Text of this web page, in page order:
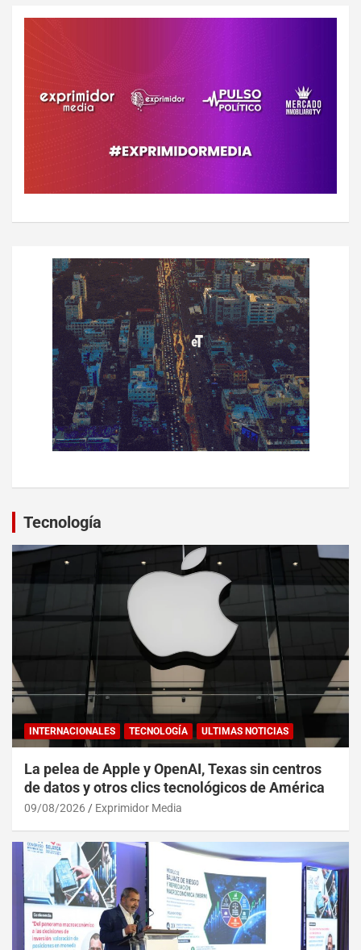
Tecnología
INTERNACIONALES TECNOLOGÍA ULTIMAS NOTICIAS
La pelea de Apple y OpenAI, Texas sin centros
de datos y otros clics tecnológicos de América
09/08/2026 Exprimidor Media